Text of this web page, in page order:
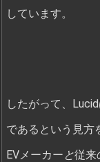
しています。
したがって、
であるという見方
EVメーカー と従来